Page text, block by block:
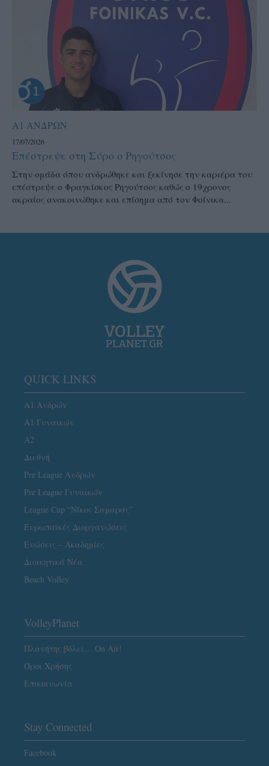
Α1 ΑΝΔΡΩΝ
17/07/2026
Επέστρεψε στη Σύρο ο Ρηγούτσος
Στην ομάδα όπου ανδρώθηκε και ξεκίνησε την καριέρα του
επέστρεψε ο Φραγκίσκος Ρηγούτσος καθώς ο 19χρονος
ακραίος ανακοινώθηκε και επίσημα από τον Φοίνικα...
QUICK LINKS
Α1 Ανδρών
Α1 Γυναικών
A2
Διεθνή
Pre League Ανδρών
Pre League Γυναικών
League Cup “Νίκος Σαμαράς”
Ευρωπαϊκές Διοργανώσεις
Ενώσεις – Ακαδημίες
Διοικητικά Νέα
Beach Volley
VolleyPlanet
Πλανήτης βόλεϊ… On Air!
Όροι Χρήσης
Επικοινωνία
Stay Connected
Facebook